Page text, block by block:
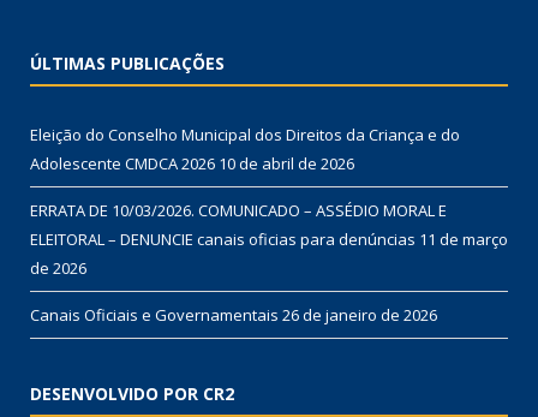
ÚLTIMAS PUBLICAÇÕES
Eleição do Conselho Municipal dos Direitos da Criança e do
Adolescente CMDCA 2026 10 de abril de 2026
ERRATA DE 10/03/2026. COMUNICADO – ASSÉDIO MORAL E
ELEITORAL – DENUNCIE canais oficias para denúncias 11 de março
de 2026
Canais Oficiais e Governamentais 26 de janeiro de 2026
DESENVOLVIDO POR CR2